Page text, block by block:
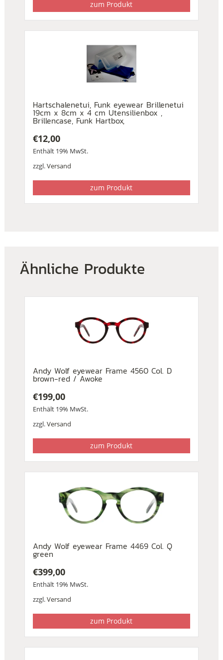
zum Produkt
Hartschalenetui, Funk eyewear Brillenetui
19cm x 8cm x 4 cm Utensilienbox ,
Brillencase, Funk Hartbox,
€12,00
Enthält 19% MwSt.
zzgl.Versand
zum Produkt
Ähnliche Produkte
Andy Wolf eyewear Frame 4560 Col. D
brown-red / Awoke
€199,00
Enthält 19% MwSt.
zzgl.Versand
zum Produkt
Andy Wolf eyewear Frame 4469 Col. Q
green
€399,00
Enthält 19% MwSt.
zzgl.Versand
zum Produkt